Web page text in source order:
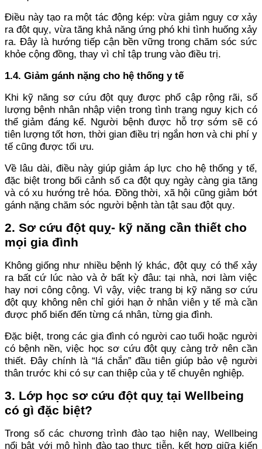
Điều này tạo ra một tác động kép: vừa giảm nguy cơ xảy
ra đột quỵ, vừa tăng khả năng ứng phó khi tình huống xảy
ra. Đây là hướng tiếp cận bền vững trong chăm sóc sức
khỏe cộng đồng, thay vì chỉ tập trung vào điều trị.
1.4. Giảm gánh nặng cho hệ thống y tế
Khi kỹ năng sơ cứu đột quỵ được phổ cập rộng rãi, số
lượng bệnh nhân nhập viện trong tình trạng nguy kịch có
thể giảm đáng kể. Người bệnh được hỗ trợ sớm sẽ có
tiên lượng tốt hơn, thời gian điều trị ngắn hơn và chi phí y
tế cũng được tối ưu.
Về lâu dài, điều này giúp giảm áp lực cho hệ thống y tế,
đặc biệt trong bối cảnh số ca đột quỵ ngày càng gia tăng
và có xu hướng trẻ hóa. Đồng thời, xã hội cũng giảm bớt
gánh nặng chăm sóc người bệnh tàn tật sau đột quỵ.
2. Sơ cứu đột quỵ- kỹ năng cần thiết cho
mọi gia đình
Không giống như nhiều bệnh lý khác, đột quỵ có thể xảy
ra bất cứ lúc nào và ở bất kỳ đâu: tại nhà, nơi làm việc
hay nơi công cộng. Vì vậy, việc trang bị kỹ năng sơ cứu
đột quỵ không nên chỉ giới hạn ở nhân viên y tế mà cần
được phổ biến đến từng cá nhân, từng gia đình.
Đặc biệt, trong các gia đình có người cao tuổi hoặc người
có bệnh nền, việc học sơ cứu đột quỵ càng trở nên cần
thiết. Đây chính là “lá chắn” đầu tiên giúp bảo vệ người
thân trước khi có sự can thiệp của y tế chuyên nghiệp.
3. Lớp học sơ cứu đột quỵ tại Wellbeing
có gì đặc biệt?
Trong số các chương trình đào tạo hiện nay, Wellbeing
nổi bật với mô hình đào tạo thực tiễn, kết hợp giữa kiến